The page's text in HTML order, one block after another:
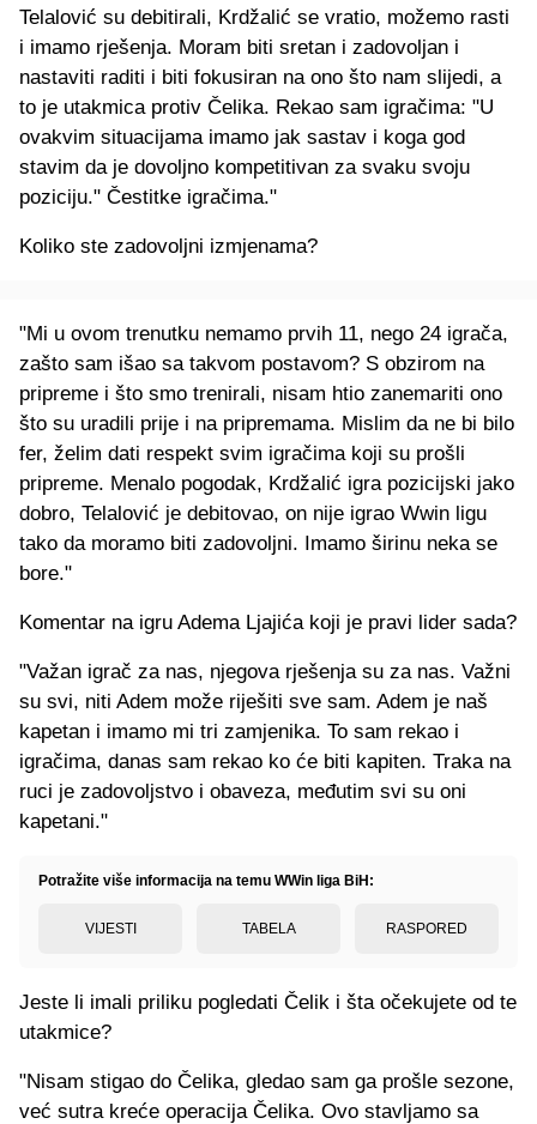
Telalović su debitirali, Krdžalić se vratio, možemo rasti
i imamo rješenja. Moram biti sretan i zadovoljan i
nastaviti raditi i biti fokusiran na ono što nam slijedi, a
to je utakmica protiv Čelika. Rekao sam igračima: "U
ovakvim situacijama imamo jak sastav i koga god
stavim da je dovoljno kompetitivan za svaku svoju
poziciju." Čestitke igračima."
Koliko ste zadovoljni izmjenama?
"Mi u ovom trenutku nemamo prvih 11, nego 24 igrača,
zašto sam išao sa takvom postavom? S obzirom na
pripreme i što smo trenirali, nisam htio zanemariti ono
što su uradili prije i na pripremama. Mislim da ne bi bilo
fer, želim dati respekt svim igračima koji su prošli
pripreme. Menalo pogodak, Krdžalić igra pozicijski jako
dobro, Telalović je debitovao, on nije igrao Wwin ligu
tako da moramo biti zadovoljni. Imamo širinu neka se
bore."
Komentar na igru Adema Ljajića koji je pravi lider sada?
"Važan igrač za nas, njegova rješenja su za nas. Važni
su svi, niti Adem može riješiti sve sam. Adem je naš
kapetan i imamo mi tri zamjenika. To sam rekao i
igračima, danas sam rekao ko će biti kapiten. Traka na
ruci je zadovoljstvo i obaveza, međutim svi su oni
kapetani."
Potražite više informacija na temu WWin liga BiH:
VIJESTI TABELA RASPORED
Jeste li imali priliku pogledati Čelik i šta očekujete od te
utakmice?
"Nisam stigao do Čelika, gledao sam ga prošle sezone,
već sutra kreće operacija Čelika. Ovo stavljamo sa